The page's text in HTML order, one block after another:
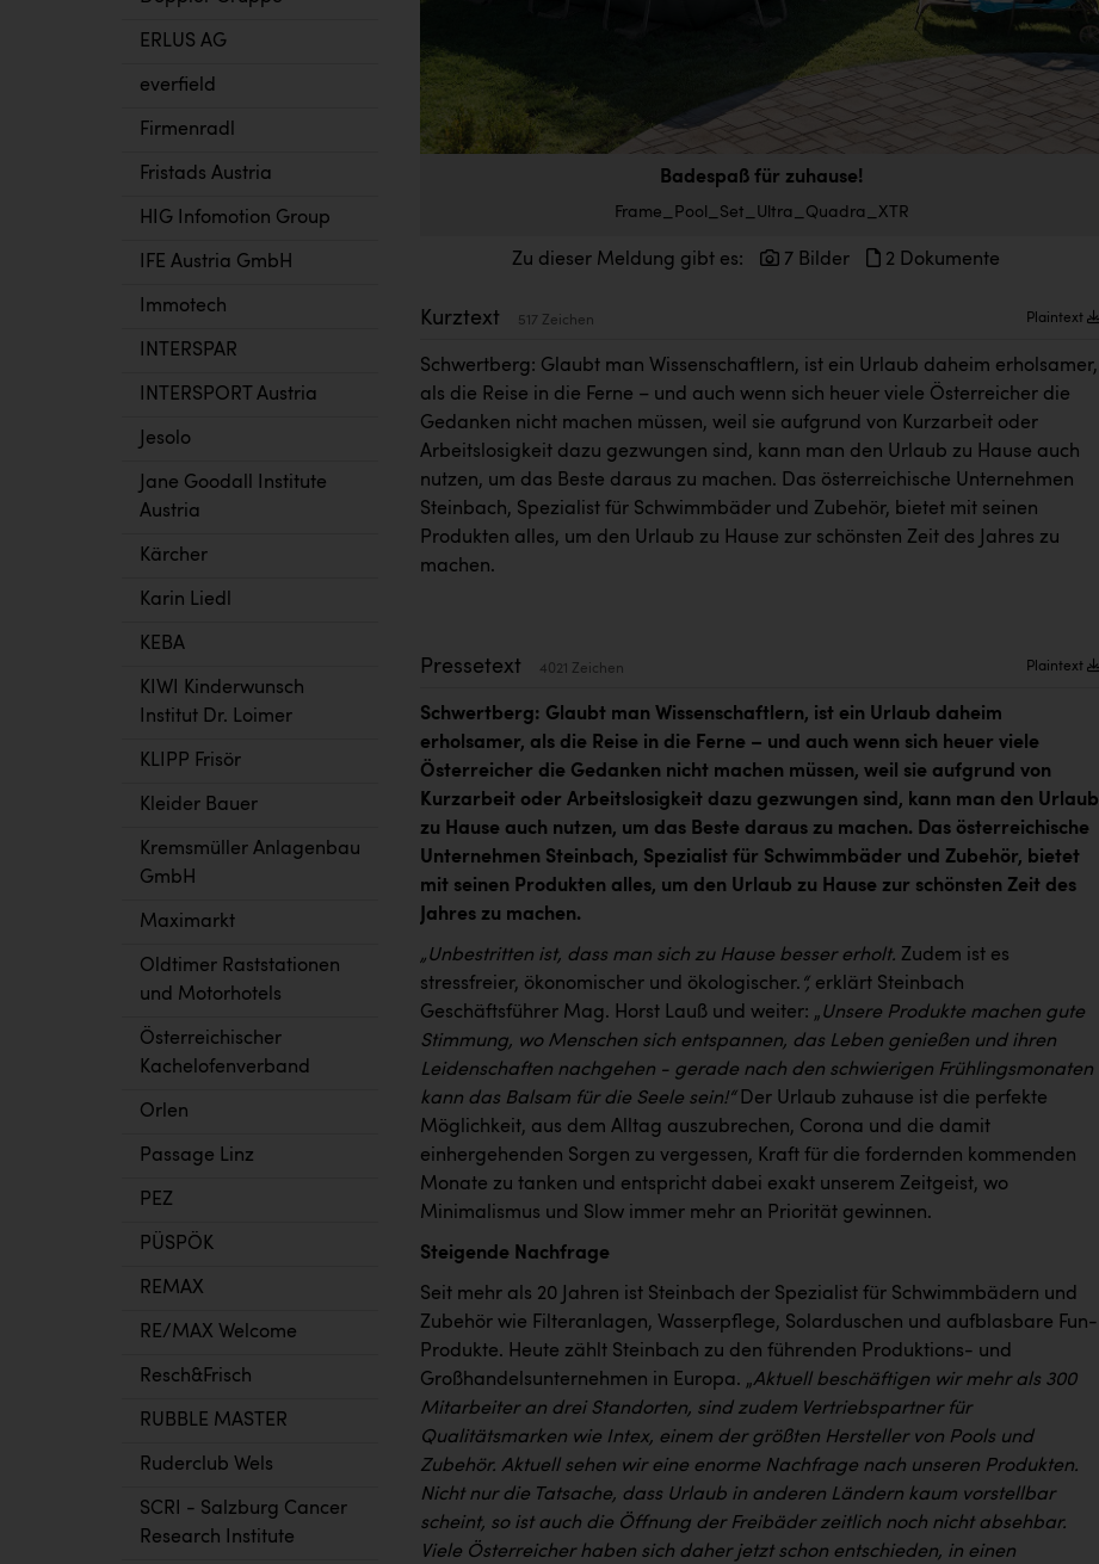
ERLUS AG
everfield
Firmenradl
Fristads Austria
HIG Infomotion Group
IFE Austria GmbH
Immotech
INTERSPAR
INTERSPORT Austria
Jesolo
Jane Goodall Institute
Austria
Kärcher
Karin Liedl
KEBA
KIWI Kinderwunsch
Institut Dr. Loimer
KLIPP Frisör
Kleider Bauer
Kremsmüller Anlagenbau
GmbH
Maximarkt
Oldtimer Raststationen
und Motorhotels
Österreichischer
Kachelofenverband
Orlen
Passage Linz
PEZ
PÜSPÖK
REMAX
RE/MAX Welcome
Resch&Frisch
RUBBLE MASTER
Ruderclub Wels
SCRI - Salzburg Cancer
Research Institute
Badespaß für zuhause!
Frame_Pool_Set_Ultra_Quadra_XTR
Zu dieser Meldung gibt es: 7 Bilder 2 Dokumente
Kurztext 517 Zeichen Plaintext
Schwertberg: Glaubt man Wissenschaftlern, ist ein Urlaub daheim erholsamer,
als die Reise in die Ferne – und auch wenn sich heuer viele Österreicher die
Gedanken nicht machen müssen, weil sie aufgrund von Kurzarbeit oder
Arbeitslosigkeit dazu gezwungen sind, kann man den Urlaub zu Hause auch
nutzen, um das Beste daraus zu machen. Das österreichische Unternehmen
Steinbach, Spezialist für Schwimmbäder und Zubehör, bietet mit seinen
Produkten alles, um den Urlaub zu Hause zur schönsten Zeit des Jahres zu
machen.
Pressetext 4021 Zeichen Plaintext
Schwertberg: Glaubt man Wissenschaftlern, ist ein Urlaub daheim
erholsamer, als die Reise in die Ferne – und auch wenn sich heuer viele
Österreicher die Gedanken nicht machen müssen, weil sie aufgrund von
Kurzarbeit oder Arbeitslosigkeit dazu gezwungen sind, kann man den Urlaub
zu Hause auch nutzen, um das Beste daraus zu machen. Das österreichische
Unternehmen Steinbach, Spezialist für Schwimmbäder und Zubehör, bietet
mit seinen Produkten alles, um den Urlaub zu Hause zur schönsten Zeit des
Jahres zu machen.
„Unbestritten ist, dass man sich zu Hause besser erholt. Zudem ist es
stressfreier, ökonomischer und ökologischer. “, erklärt Steinbach
Geschäftsführer Mag. Horst Lauß und weiter: „Unsere Produkte machen gute
Stimmung, wo Menschen sich entspannen, das Leben genießen und ihren
Leidenschaften nachgehen - gerade nach den schwierigen Frühlingsmonaten
kann das Balsam für die Seele sein!“Der Urlaub zuhause ist die perfekte
Möglichkeit, aus dem Alltag auszubrechen, Corona und die damit
einhergehenden Sorgen zu vergessen, Kraft für die fordernden kommenden
Monate zu tanken und entspricht dabei exakt unserem Zeitgeist, wo
Minimalismus und Slow immer mehr an Priorität gewinnen.
Steigende Nachfrage
Seit mehr als 20 Jahren ist Steinbach der Spezialist für Schwimmbädern und
Zubehör wie Filteranlagen, Wasserpflege, Solarduschen und aufblasbare Fun-
Produkte. Heute zählt Steinbach zu den führenden Produktions- und
Großhandelsunternehmen in Europa. „Aktuell beschäftigen wir mehr als 300
Mitarbeiter an drei Standorten, sind zudem Vertriebspartner für
Qualitätsmarken wie Intex, einem der größten Hersteller von Pools und
Zubehör. Aktuell sehen wir eine enorme Nachfrage nach unseren Produkten.
Nicht nur die Tatsache, dass Urlaub in anderen Ländern kaum vorstellbar
scheint, so ist auch die Öffnung der Freibäder zeitlich noch nicht absehbar.
Viele Österreicher haben sich daher jetzt schon entschieden, in einen